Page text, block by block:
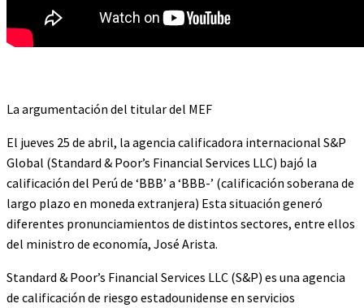
La argumentación del titular del MEF
El jueves 25 de abril, la agencia calificadora internacional S&P
Global (Standard & Poor’s Financial Services LLC) bajó la
calificación del Perú de ‘BBB’ a ‘BBB-’ (calificación soberana de
largo plazo en moneda extranjera) Esta situación generó
diferentes pronunciamientos de distintos sectores, entre ellos
del ministro de economía, José Arista.
Standard & Poor’s Financial Services LLC (S&P) es una agencia
de calificación de riesgo estadounidense en servicios